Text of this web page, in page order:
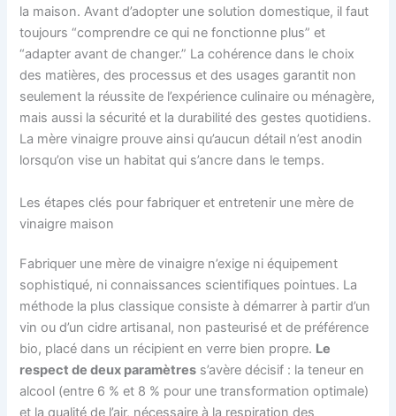
la maison. Avant d’adopter une solution domestique, il faut
toujours “comprendre ce qui ne fonctionne plus” et
“adapter avant de changer.” La cohérence dans le choix
des matières, des processus et des usages garantit non
seulement la réussite de l’expérience culinaire ou ménagère,
mais aussi la sécurité et la durabilité des gestes quotidiens.
La mère vinaigre prouve ainsi qu’aucun détail n’est anodin
lorsqu’on vise un habitat qui s’ancre dans le temps.
Les étapes clés pour fabriquer et entretenir une mère de
vinaigre maison
Fabriquer une mère de vinaigre n’exige ni équipement
sophistiqué, ni connaissances scientifiques pointues. La
méthode la plus classique consiste à démarrer à partir d’un
vin ou d’un cidre artisanal, non pasteurisé et de préférence
bio, placé dans un récipient en verre bien propre. Le
respect de deux paramètres s’avère décisif : la teneur en
alcool (entre 6 % et 8 % pour une transformation optimale)